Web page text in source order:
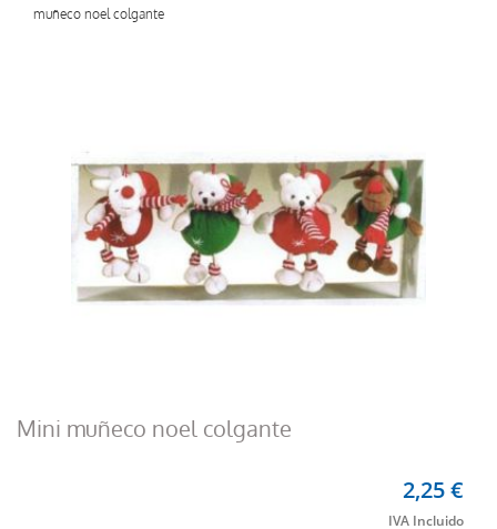
muñeco noel colgante
Mini muñeco noel colgante
2,25 €